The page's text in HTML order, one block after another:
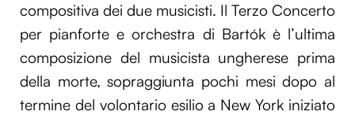
compositiva dei due musicisti. Il Terzo Concerto
per pianforte e orchestra di Bartók è l’ultima
composizione del musicista ungherese prima
della morte, sopraggiunta pochi mesi dopo al
termine del volontario esilio a New York iniziato